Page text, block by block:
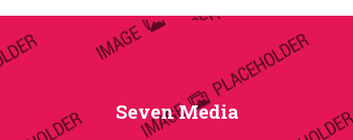
Seven Media